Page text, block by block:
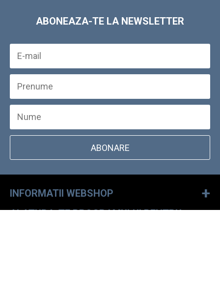
ABONEAZA-TE LA NEWSLETTER
ABONARE
INFORMATII WEBSHOP +
ALATURA-TE PROGRAMULUI PENTRU